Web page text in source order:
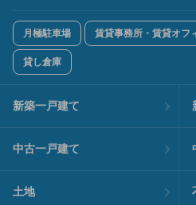
月極駐車場 賃貸事務所・賃貸オフ
貸し倉庫
新築一戸建て
中古一戸建て
土地